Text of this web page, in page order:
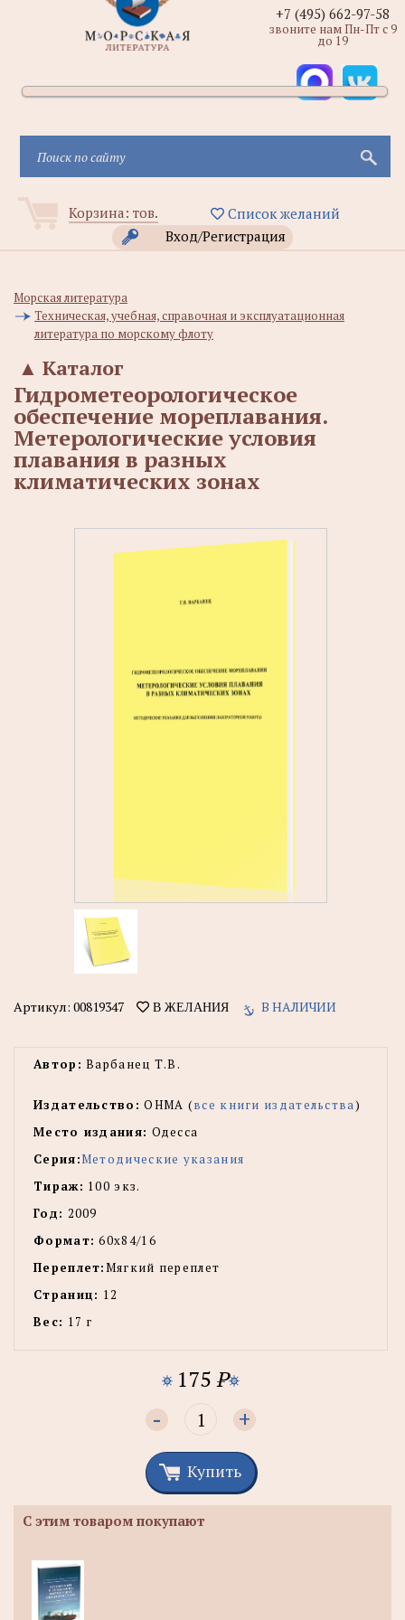
Корзина: тов.
Список желаний
Вход/Регистрация
+7 (495) 662-97-58
звоните нам Пн-Пт с 9
до 19
Морская литература
Техническая, учебная, справочная и эксплуатационная
литература по морскому флоту
Каталог
▲
Гидрометеорологическое
обеспечение мореплавания.
Метерологические условия
плавания в разных
климатических зонах
Артикул: 00819347 В ЖЕЛАНИЯ В НАЛИЧИИ
Автор: Варбанец Т.В.
Издательство: ОНМА (все книги издательства)
Место издания: Одесса
Серия:Методические указания
Тираж: 100 экз.
Год: 2009
Формат: 60x84/16
Переплет:Мягкий переплет
Страниц: 12
Вес: 17 г
175 P
- +
Купить
С этим товаром покупают